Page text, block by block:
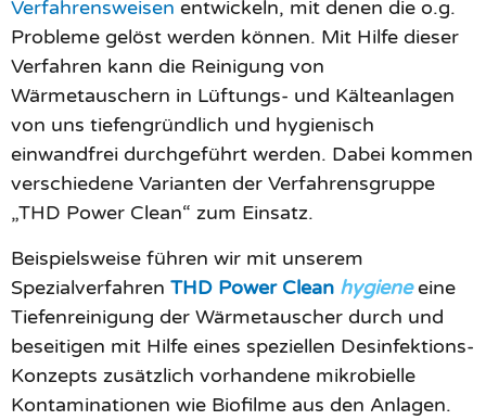
Verfahrensweisen entwickeln, mit denen die o.g.
Probleme gelöst werden können. Mit Hilfe dieser
Verfahren kann die Reinigung von
Wärmetauschern in Lüftungs- und Kälteanlagen
von uns tiefengründlich und hygienisch
einwandfrei durchgeführt werden. Dabei kommen
verschiedene Varianten der Verfahrensgruppe
„THD Power Clean“ zum Einsatz.
Beispielsweise führen wir mit unserem
Spezialverfahren THD Power Clean hygieneeine
Tiefenreinigung der Wärmetauscher durch und
beseitigen mit Hilfe eines speziellen Desinfektions-
Konzepts zusätzlich vorhandene mikrobielle
Kontaminationen wie Biofilme aus den Anlagen.